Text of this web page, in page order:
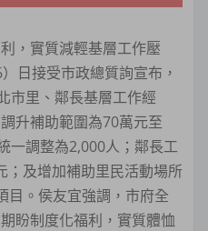
，實質減輕基層工作壓
日接受市政總質詢宣布，
市里、鄰長基層工作經
升補助範圍為70萬元至
一調整為2,000人；鄰長工
；及增加補助里民活動場所
目。侯友宜強調，市府全
盼制度化福利，實質體恤